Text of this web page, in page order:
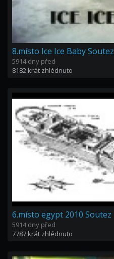
8.místo Ice Ice Baby Soutez
5914 dny před
8182 krát zhlédnuto
6.místo egypt 2010 Soutez
5914 dny před
7787 krát zhlédnuto